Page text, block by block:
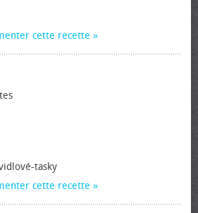
cette recette
tasky
cette recette